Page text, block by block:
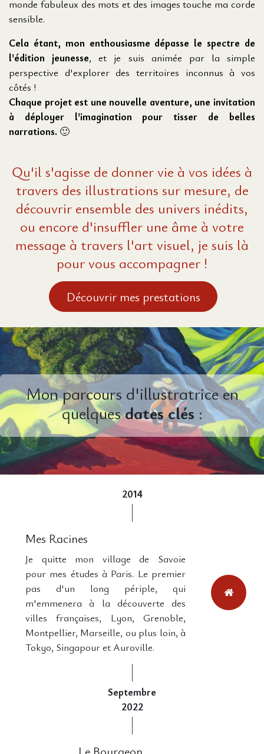
monde fabuleux des mots et des images touche ma corde
sensible.
Cela étant, mon enthousiasme dépasse le spectre de
l'édition jeunesse, et je suis animée par la simple
perspective d'explorer des territoires inconnus à vos
côtés !
Chaque projet est une nouvelle aventure, une invitation
à déployer l'imagination pour tisser de belles
narrations. 🙂
Qu'il s'agisse de donner vie à vos idées à
travers des illustrations sur mesure, de
découvrir ensemble des univers inédits,
ou encore d'insuffler une âme à votre
message à travers l'art visuel, je suis là
pour vous accompagner !
Découvrir mes prestations
Mon parcours d'illustratrice en
quelquesdates clés :
2014
Mes Racines
Je quitte mon village de Savoie
pour mes études à Paris. Le premier
pas d'un long périple, qui
m'emmenera à la découverte des
villes françaises, Lyon, Grenoble,
Montpellier, Marseille, ou plus loin, à
Tokyo, Singapour et Auroville.
Septembre
2022